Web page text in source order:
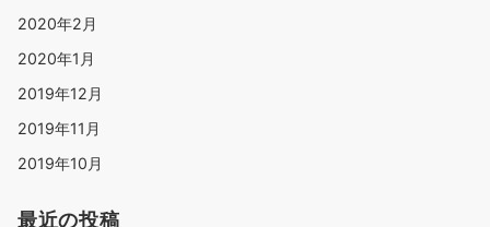
2020年2月
2020年1月
2019年12月
2019年11月
2019年10月
最近の投稿